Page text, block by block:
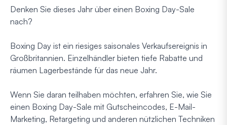
Denken Sie dieses Jahr über einen Boxing Day-Sale
nach?
Boxing Day ist ein riesiges saisonales Verkaufsereignis in
Großbritannien. Einzelhändler bieten tiefe Rabatte und
räumen Lagerbestände für das neue Jahr.
Wenn Sie daran teilhaben möchten, erfahren Sie, wie Sie
einen Boxing Day-Sale mit Gutscheincodes, E-Mail-
Marketing, Retargeting und anderen nützlichen Techniken